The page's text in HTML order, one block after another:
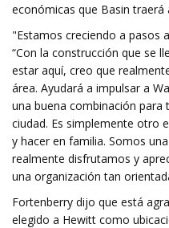
económicas que Basin traerá
"Estamos creciendo a pasos
“Con la construcción que se
estar aquí, creo que
área. Ayudará a impulsar a
una buena combinación para
ciudad. Es simplemente otro
y hacer en familia. Somos
realmente disfrutamos y
una organización tan
Fortenberry dijo que está
elegido a Hewitt como